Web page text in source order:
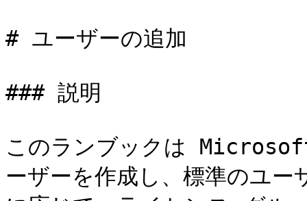
# ユーザーの追加
### 説明
このランブックは
ーザーを作成し、標準のユ